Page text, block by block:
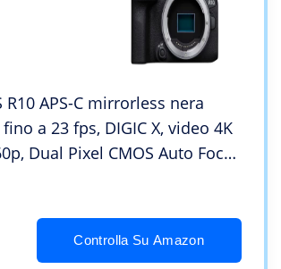
R10 APS-C mirrorless nera
a 23 fps, DIGIC X, video 4K
Dual Pixel CMOS Auto Focus
orientabile da 7,5
Controlla Su Amazon